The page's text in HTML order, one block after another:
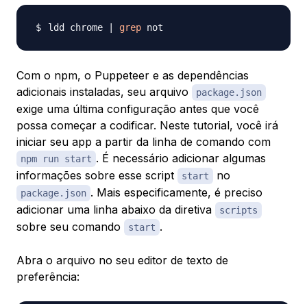
ldd chrome grep
Com o npm, o Puppeteer e as dependências
adicionais instaladas, seu arquivo
package.json
exige uma última configuração antes que você
possa começar a codificar. Neste tutorial, você irá
iniciar seu app a partir da linha de comando com
npm run start . É necessário adicionar algumas
informações sobre esse script
start no
package.json . Mais especificamente, é preciso
adicionar uma linha abaixo da diretiva
scripts
sobre seu comando start .
Abra o arquivo no seu editor de texto de
preferência: